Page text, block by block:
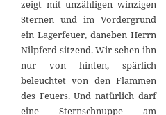
zeigt mit unzähligen winzigen
Sternen und im Vordergrund
ein Lagerfeuer, daneben Herrn
Nilpferd sitzend. Wir sehen ihn
nur von hinten, spärlich
beleuchtet von den Flammen
des Feuers. Und natürlich darf
eine Sternschnuppe am